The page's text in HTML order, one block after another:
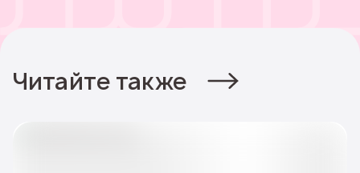
Читайте также